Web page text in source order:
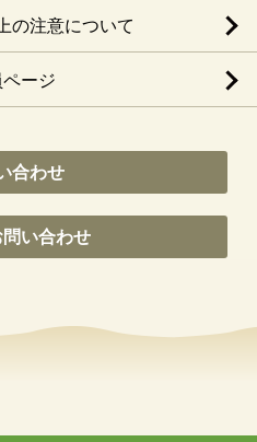
の注意について
ージ
合わせ
い合わせ